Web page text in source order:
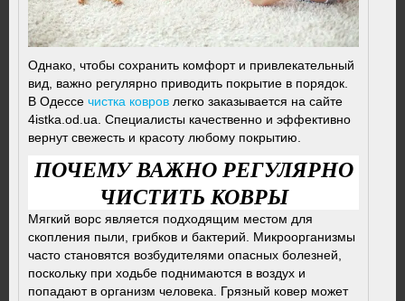
Однако, чтобы сохранить комфорт и привлекательный
вид, важно регулярно приводить покрытие в порядок.
В Одессе чистка ковров легко заказывается на сайте
4istka.od.ua. Специалисты качественно и эффективно
вернут свежесть и красоту любому покрытию.
ПОЧЕМУ ВАЖНО РЕГУЛЯРНО
ЧИСТИТЬ КОВРЫ
Мягкий ворс является подходящим местом для
скопления пыли, грибков и бактерий. Микроорганизмы
часто становятся возбудителями опасных болезней,
поскольку при ходьбе поднимаются в воздух и
попадают в организм человека. Грязный ковер может